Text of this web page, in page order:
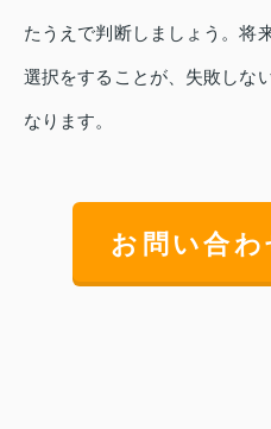
たうえで判断しましょう。将
選択をすることが、失敗しな
なります。
お問い合